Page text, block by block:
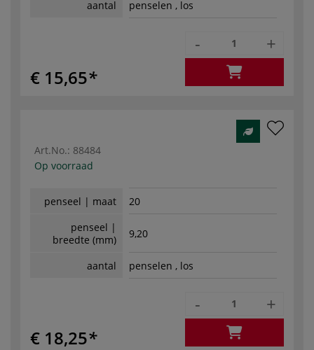
aantal penselen , los
€ 15,65
- +
Art.No.: 88484
Op voorraad
penseel | maat
20
penseel |
breedte (mm)
9,20
aantal penselen , los
€ 18,25
- +